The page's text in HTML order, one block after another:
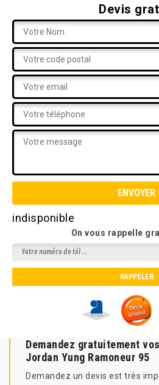
Devis
indisponible
On vous rappelle
Demandez gratuitement
Jordan Yung Ramoneur 95
Demandez un devis est très